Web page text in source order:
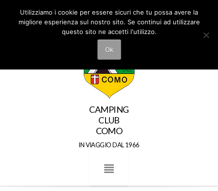
CAMPING
CLUB
COMO
IN VIAGGIO DAL 1966
Utilizziamo i cookie per essere sicuri che tu possa avere la
migliore esperienza sul nostro sito. Se continui ad utilizzare
questo sito ne accetti l'utilizzo.
Ok